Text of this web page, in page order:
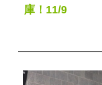
注文販売
庫！11/9